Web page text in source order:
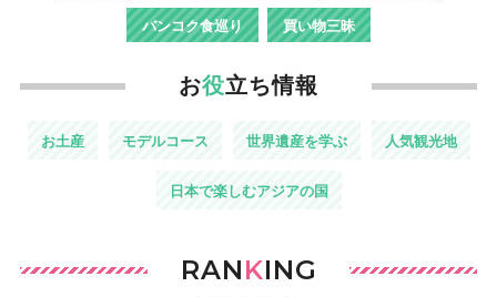
バンコク食巡り 買い物三昧
お役立ち情報
お土産 モデルコース 世界遺産を学ぶ 人気観光地
日本で楽しむアジアの国
RANKING